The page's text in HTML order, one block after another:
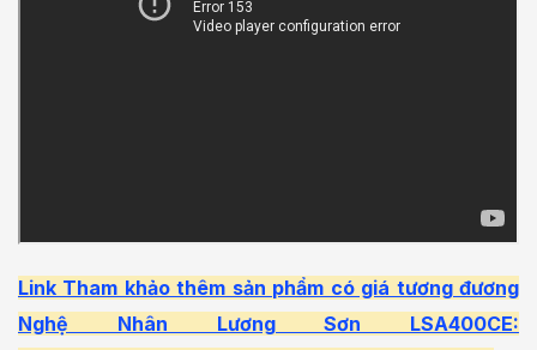
Link Tham khảo thêm sản phẩm có giá tương đương
Nghệ Nhân Lương Sơn LSA400CE: